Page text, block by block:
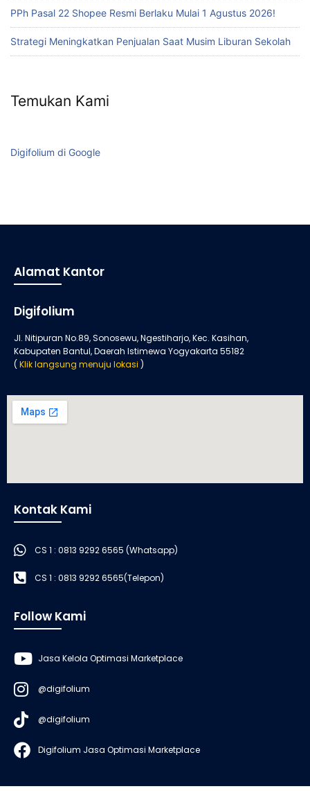
PPh Pasal 22 Shopee Resmi Berlaku Mulai 1 Agustus 2026!
Strategi Meningkatkan Penjualan Saat Musim Liburan Sekolah
Temukan Kami
Digifolium di Google
Alamat Kantor
Digifolium
Jl. Nitipuran No.89, Sonosewu, Ngestiharjo, Kec. Kasihan,
Kabupaten Bantul, Daerah Istimewa Yogyakarta 55182
( Klik langsung menuju lokasi )
Kontak Kami
CS 1 : 0813 9292 6565 (Whatsapp)
CS 1 : 0813 9292 6565(Telepon)
Follow Kami
Jasa Kelola Optimasi Marketplace
@digifolium
@digifolium
Digifolium Jasa Optimasi Marketplace